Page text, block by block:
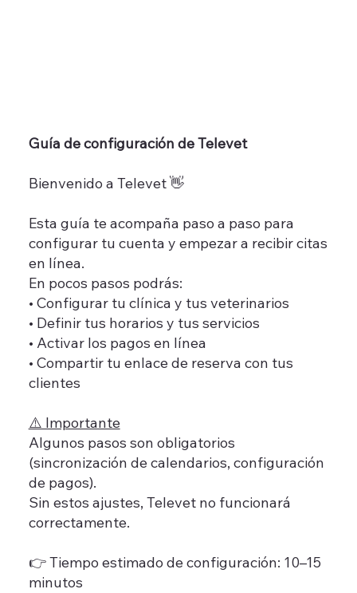
Guía de configuración de Televet
Bienvenido a Televet 👋
Esta guía te acompaña paso a paso para
configurar tu cuenta y empezar a recibir citas
en línea.
En pocos pasos podrás:
• Configurar tu clínica y tus veterinarios
• Definir tus horarios y tus servicios
• Activar los pagos en línea
• Compartir tu enlace de reserva con tus
clientes
⚠️ Importante
Algunos pasos son obligatorios
(sincronización de calendarios, configuración
de pagos).
Sin estos ajustes, Televet no funcionará
correctamente.
👉 Tiempo estimado de configuración: 10–15
minutos